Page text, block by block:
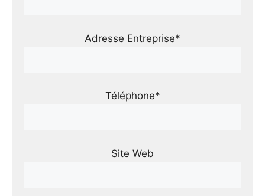
Adresse Entreprise*
Téléphone*
Site Web